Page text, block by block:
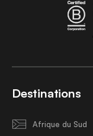
Destinations
Afrique du Sud